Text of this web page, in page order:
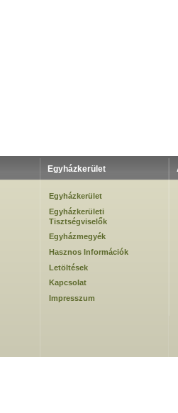
Egyházkerület
Egyházkerület
Egyházkerületi
Tisztségviselők
Egyházmegyék
Hasznos Információk
Letöltések
Kapcsolat
Impresszum